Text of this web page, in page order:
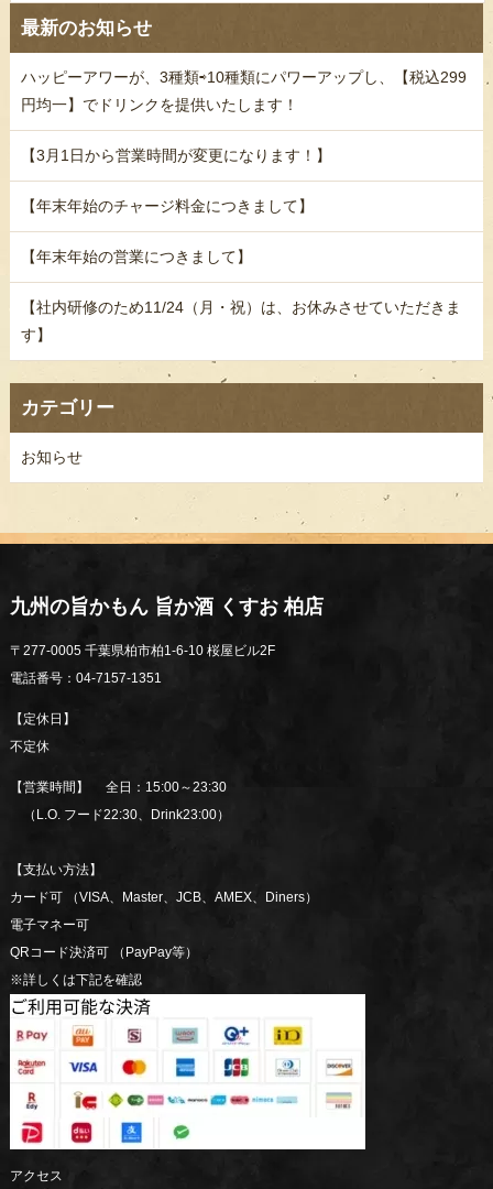
最新のお知らせ
ハッピーアワーが、3種類⇨10種類にパワーアップし、【税込299
円均一】でドリンクを提供いたします！
【3月1日から営業時間が変更になります！】
【年末年始のチャージ料金につきまして】
【年末年始の営業につきまして】
【社内研修のため11/24（月・祝）は、お休みさせていただきま
す】
カテゴリー
お知らせ
九州の旨かもん 旨か酒 くすお 柏店
〒277-0005 千葉県柏市柏1-6-10 桜屋ビル2F
電話番号：04-7157-1351
【定休日】
不定休
【営業時間】 全日：15:00～23:30
（L.O. フード22:30、Drink23:00）
【支払い方法】
カード可 （VISA、Master、JCB、AMEX、Diners）
電子マネー可
QRコード決済可 （PayPay等）
※詳しくは下記を確認
アクセス